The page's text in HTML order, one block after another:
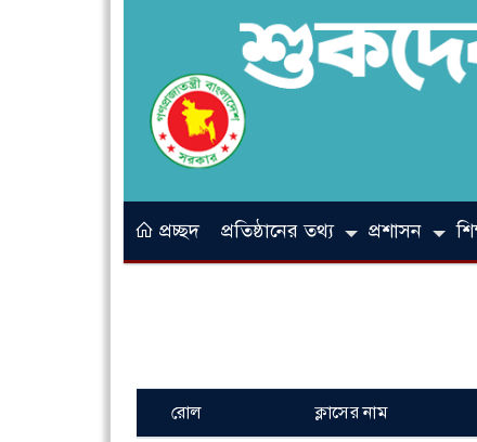
প্রচ্ছদ প্রতিষ্ঠানের তথ্য প্রশাসন
রোল ক্লাসের নাম